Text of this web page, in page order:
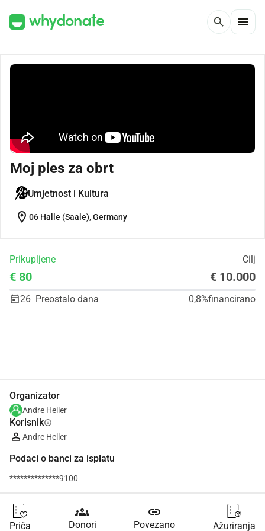
search menu
Moj ples za obrt
Umjetnost i Kultura
location_on 06 Halle (Saale), Germany
Prikupljene Cilj
€ 80 € 10.000
26 Preostalo dana 0,8%financirano
Organizator
Andre Heller
Korisnikinfo
Andre Heller
Podaci o banci za isplatu
**************9100
Priča
groups
Donori
link
Povezano Ažuriranja